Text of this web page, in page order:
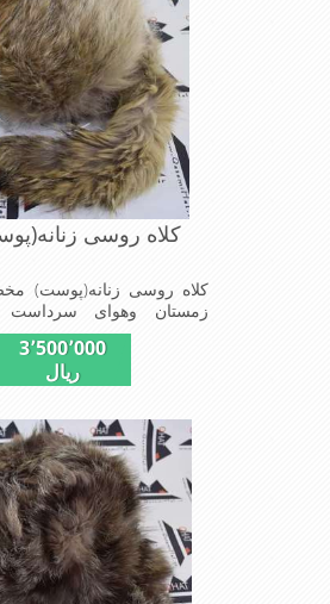
کلاه روسی
کلاه روسی زنانه(پوست)
زمستان وهوای سرداست
سایز)وجنس این کلاه
تهیه شده است وآستری آن
باشدبه همین دلیل به
سرد زمستانی تمامی
گرم نگاه می دارد
3٬500٬000
ریال